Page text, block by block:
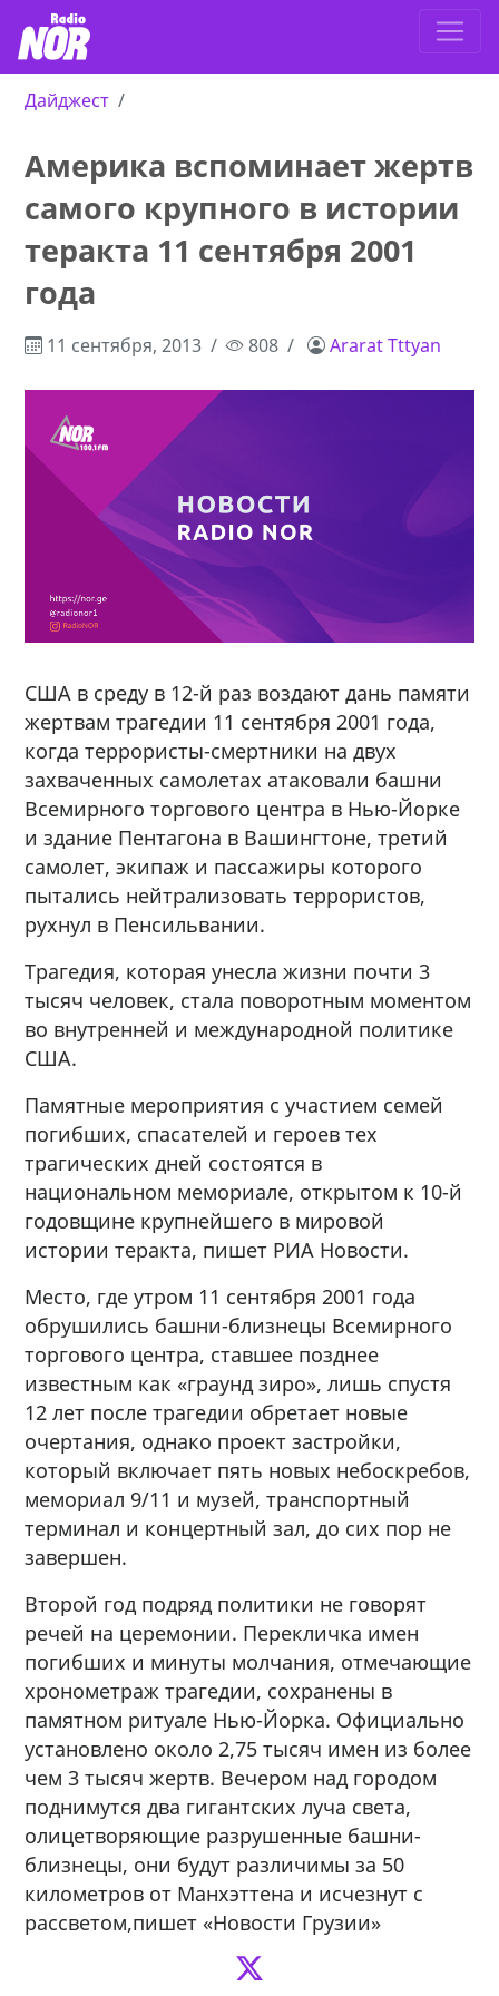
Дайджест
Америка вспоминает жертв
самого крупного в истории
теракта 11 сентября 2001
года
11 сентября, 2013 808 Ararat Tttyan
США в среду в 12-й раз воздают дань памяти
жертвам трагедии 11 сентября 2001 года,
когда террористы-смертники на двух
захваченных самолетах атаковали башни
Всемирного торгового центра в Нью-Йорке
и здание Пентагона в Вашингтоне, третий
самолет, экипаж и пассажиры которого
пытались нейтрализовать террористов,
рухнул в Пенсильвании.
Трагедия, которая унесла жизни почти 3
тысяч человек, стала поворотным моментом
во внутренней и международной политике
США.
Памятные мероприятия с участием семей
погибших, спасателей и героев тех
трагических дней состоятся в
национальном мемориале, открытом к 10-й
годовщине крупнейшего в мировой
истории теракта, пишет РИА Новости.
Место, где утром 11 сентября 2001 года
обрушились башни-близнецы Всемирного
торгового центра, ставшее позднее
известным как «граунд зиро», лишь спустя
12 лет после трагедии обретает новые
очертания, однако проект застройки,
который включает пять новых небоскребов,
мемориал 9/11 и музей, транспортный
терминал и концертный зал, до сих пор не
завершен.
Второй год подряд политики не говорят
речей на церемонии. Перекличка имен
погибших и минуты молчания, отмечающие
хронометраж трагедии, сохранены в
памятном ритуале Нью-Йорка. Официально
установлено около 2,75 тысяч имен из более
чем 3 тысяч жертв. Вечером над городом
поднимутся два гигантских луча света,
олицетворяющие разрушенные башни-
близнецы, они будут различимы за 50
километров от Манхэттена и исчезнут с
рассветом,пишет «Новости Грузии»